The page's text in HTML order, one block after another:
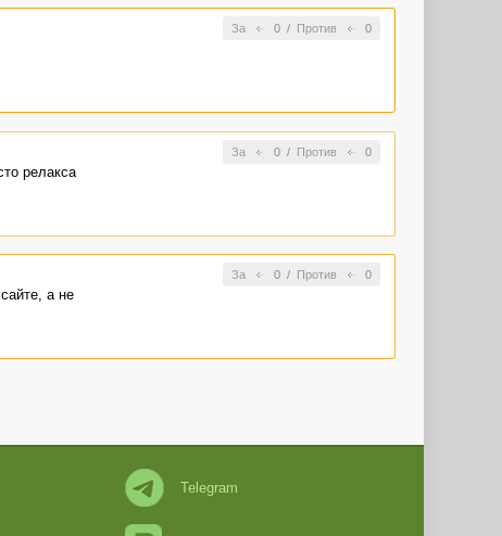
За 0/ Против 0
За 0/ Против 0
релакса
За 0/ Против 0
а не
Telegram